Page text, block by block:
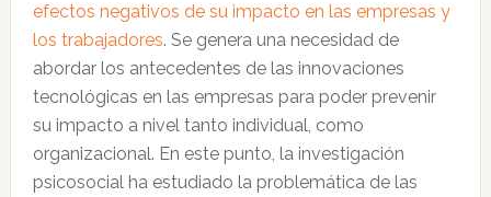
efectos negativos de su impacto en las empresas y
los trabajadores. Se genera una necesidad de
abordar los antecedentes de las innovaciones
tecnológicas en las empresas para poder prevenir
su impacto a nivel tanto individual, como
organizacional. En este punto, la investigación
psicosocial ha estudiado la problemática de las